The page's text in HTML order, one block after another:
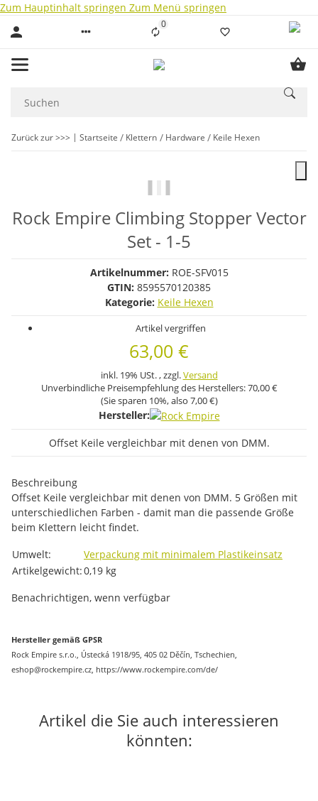
Zum Hauptinhalt springen Zum Menü springen
0Liste ist leer
Zurück zur >>> Startseite Klettern Hardware Keile Hexen
Rock Empire Climbing Stopper Vector
Set - 1-5
Artikelnummer: ROE-SFV015
GTIN: 8595570120385
Kategorie: Keile Hexen
Artikel vergriffen
63,00 €
inkl. 19% USt. , zzgl.Versand
Unverbindliche Preisempfehlung des Herstellers:70,00 €
(Sie sparen 10%, also 7,00 €)
Hersteller:
Offset Keile vergleichbar mit denen von DMM.
Beschreibung
Offset Keile vergleichbar mit denen von DMM. 5 Größen mit
unterschiedlichen Farben - damit man die passende Größe
beim Klettern leicht findet.
Produkteigenschaft
Wert
Umwelt:
Verpackung mit minimalem Plastikeinsatz
Artikelgewicht:0,19 kg
Benachrichtigen, wenn verfügbar
Hersteller gemäß GPSR
Rock Empire s.r.o., Ústecká 1918/95, 405 02 Děčín, Tschechien,
eshop@rockempire.cz, https://www.rockempire.com/de/
Artikel die Sie auch interessieren
könnten: